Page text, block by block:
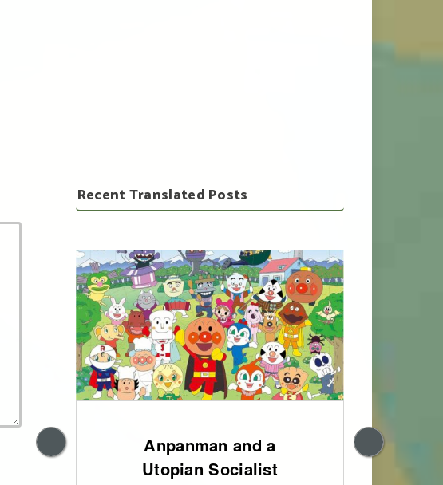
Recent Translated Posts
Anpanman and a
Utopian Socialist